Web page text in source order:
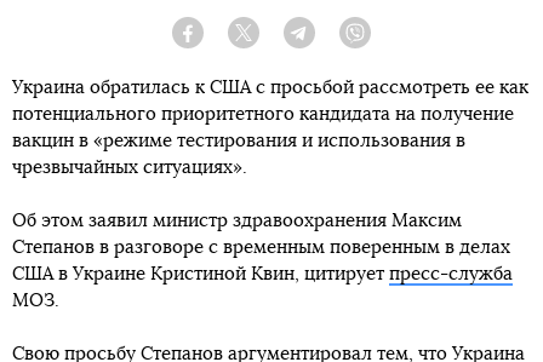
Facebook Twitter Telegram
Украина обратилась к США с просьбой рассмотреть ее как
потенциального приоритетного кандидата на получение
вакцин в «режиме тестирования и использования в
чрезвычайных ситуациях».
Об этом заявил министр здравоохранения Максим
Степанов в разговоре с временным поверенным в делах
США в Украине Кристиной Квин, цитирует пресс-служба
МОЗ.
Свою просьбу Степанов аргументировал тем, что Украина